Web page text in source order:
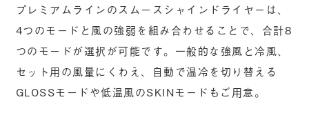
プレミアムラインのスムースシャインドライヤーは、
4つのモードと風の強弱を組み合わせることで、合計8
つのモードが選択が可能です。一般的な強風と冷風、
セット用の風量にくわえ、自動で温冷を切り替える
GLOSSモードや低温風のSKINモードもご用意。